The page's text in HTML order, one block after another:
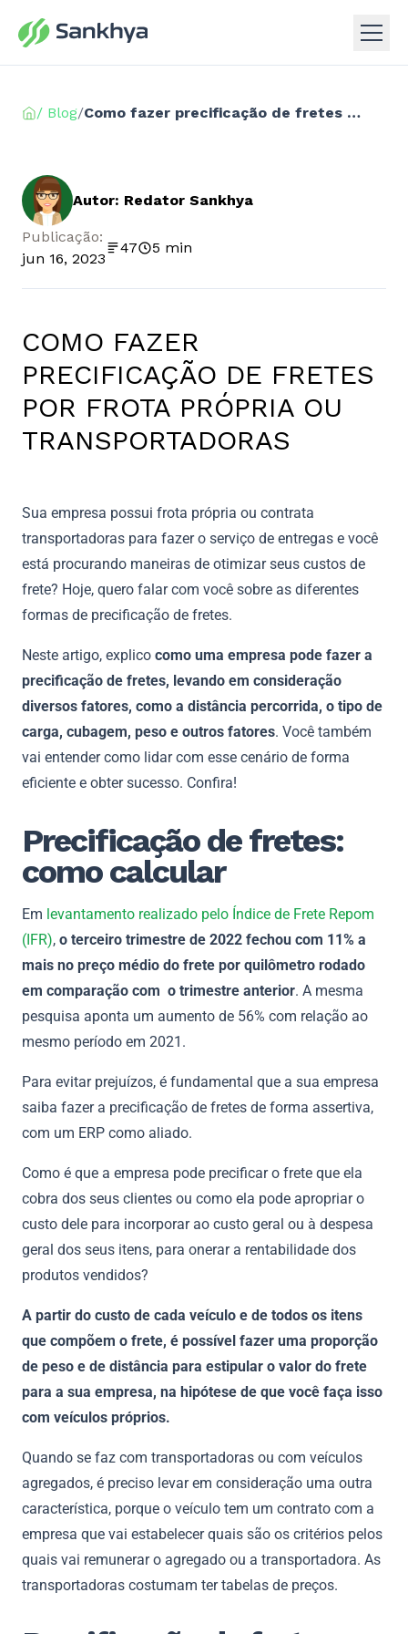
/ Blog/ Como fazer precificação de fretes por frota própria ou transportadoras
Autor: Redator Sankhya
Publicação:
jun 16, 2023
47 5 min
COMO FAZER
PRECIFICAÇÃO DE FRETES
POR FROTA PRÓPRIA OU
TRANSPORTADORAS
Sua empresa possui frota própria ou contrata
transportadoras para fazer o serviço de entregas e você
está procurando maneiras de otimizar seus custos de
frete? Hoje, quero falar com você sobre as diferentes
formas de precificação de fretes.
Neste artigo, explico como uma empresa pode fazer a
precificação de fretes, levando em consideração
diversos fatores, como a distância percorrida, o tipo de
carga, cubagem, peso e outros fatores. Você também
vai entender como lidar com esse cenário de forma
eficiente e obter sucesso. Confira!
Precificação de fretes:
como calcular
Em levantamento realizado pelo Índice de Frete Repom
(IFR), o terceiro trimestre de 2022 fechou com 11% a
mais no preço médio do frete por quilômetro rodado
em comparação com o trimestre anterior. A mesma
pesquisa aponta um aumento de 56% com relação ao
mesmo período em 2021.
Para evitar prejuízos, é fundamental que a sua empresa
saiba fazer a precificação de fretes de forma assertiva,
com um ERP como aliado.
Como é que a empresa pode precificar o frete que ela
cobra dos seus clientes ou como ela pode apropriar o
custo dele para incorporar ao custo geral ou à despesa
geral dos seus itens, para onerar a rentabilidade dos
produtos vendidos?
A partir do custo de cada veículo e de todos os itens
que compõem o frete, é possível fazer uma proporção
de peso e de distância para estipular o valor do frete
para a sua empresa, na hipótese de que você faça isso
com veículos próprios.
Quando se faz com transportadoras ou com veículos
agregados, é preciso levar em consideração uma outra
característica, porque o veículo tem um contrato com a
empresa que vai estabelecer quais são os critérios pelos
quais vai remunerar o agregado ou a transportadora. As
transportadoras costumam ter tabelas de preços.